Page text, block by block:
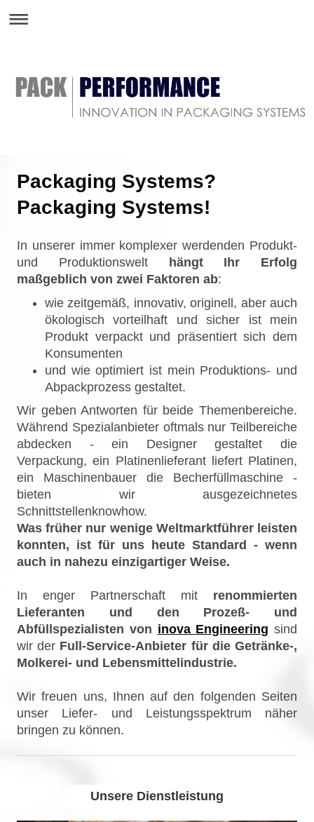
Packaging Systems?
Packaging Systems!
In unserer immer komplexer werdenden Produkt-
und Produktionswelt
hängt Ihr Erfolg
maßgeblich von zwei Faktoren ab:
wie zeitgemäß, innovativ, originell, aber auch
ökologisch vorteilhaft und sicher ist mein
Produkt verpackt und präsentiert sich dem
Konsumenten
und wie optimiert ist mein Produktions- und
Abpackprozess gestaltet.
Wir geben Antworten für beide Themenbereiche.
Während Spezialanbieter oftmals nur Teilbereiche
abdecken - ein Designer gestaltet die
Verpackung, ein Platinenlieferant liefert Platinen,
ein Maschinenbauer die Becherfüllmaschine -
bieten wir ausgezeichnetes
Schnittstellenknowhow.
Was früher nur wenige Weltmarktführer leisten
konnten, ist für uns heute Standard - wenn
auch in nahezu einzigartiger Weise.
In enger Partnerschaft mit renommierten
Lieferanten und den Prozeß- und
Abfüllspezialisten von inova Engineering sind
wir der Full-Service-Anbieter für die Getränke-,
Molkerei- und Lebensmittelindustrie.
Wir freuen uns, Ihnen auf den folgenden Seiten
unser Liefer- und Leistungsspektrum näher
bringen zu können.
Unsere Dienstleistung